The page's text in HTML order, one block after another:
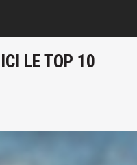
LE TOP 10